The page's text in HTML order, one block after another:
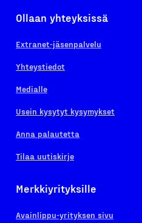
Ollaan yhteyksissä
Extranet-jäsenpalvelu
Yhteystiedot
Medialle
Usein kysytyt kysymykset
Anna palautetta
Tilaa uutiskirje
Merkkiyrityksille
Avainlippu-yrityksen sivu